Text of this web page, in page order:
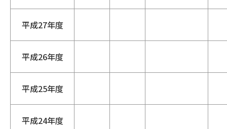
平成27年度
平成26年度
平成25年度
平成24年度